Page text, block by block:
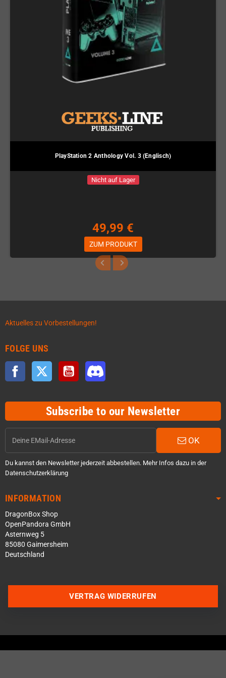
PlayStation 2 Anthology Vol. 3 (Englisch)
Nicht auf Lager
49,99 €
ZUM PRODUKT
Aktuelles zu Vorbestellungen!
FOLGE UNS
Facebook Twitter YouTube
Subscribe to our Newsletter
OK
Du kannst den Newsletter jederzeit abbestellen. Mehr Infos dazu in der
Datenschutzerklärung
INFORMATION
DragonBox Shop
OpenPandora GmbH
Asternweg 5
85080 Gaimersheim
Deutschland
Über WhatsApp schreiben
VERTRAG WIDERRUFEN